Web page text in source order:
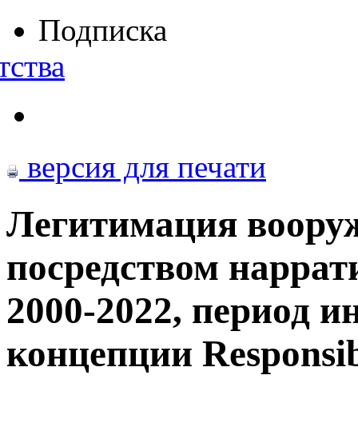
Подписка
версия для печати
Легитимация
посредством
2000-2022, период
концепции